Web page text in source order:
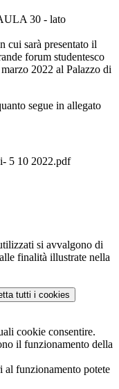
30 - lato
cui sarà presentato il
forum studentesco
2022 al Palazzo di
segue in allegato
5 10 2022.pdf
si avvalgono di
finalità illustrate nella
tutti i cookies
cookie consentire.
il funzionamento della
al funzionamento potete